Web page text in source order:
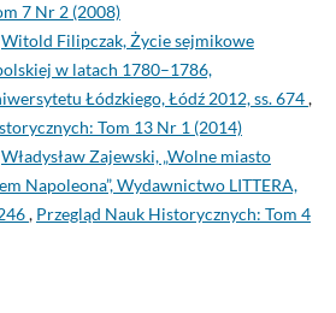
7 Nr 2 (2008)
Witold Filipczak, Życie sejmikowe
w latach 1780–1786,
Łódzkiego, Łódź 2012, ss. 674,
Tom 13 Nr 1 (2014)
Władysław Zajewski, „Wolne miasto
Napoleona”, Wydawnictwo LITTERA,
, Przegląd Nauk Historycznych: Tom 4